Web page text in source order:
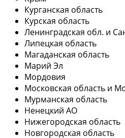
Курганская область
Курская область
Ленинградская обл. и
Липецкая область
Магаданская область
Марий Эл
Мордовия
Московская область и
Мурманская область
Ненецкий АО
Нижегородская область
Новгородская область